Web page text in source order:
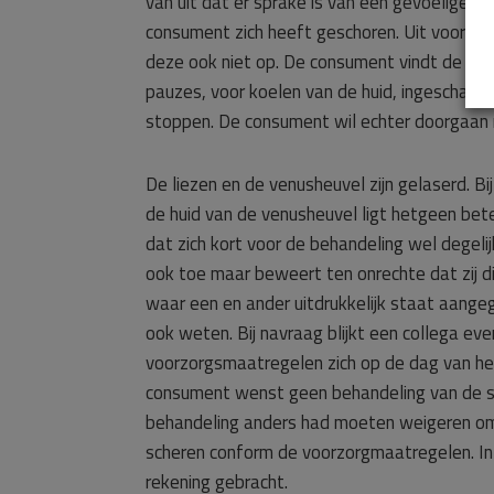
consument zich heeft geschoren. Uit
deze ook niet op. De consument vindt de
pauzes, voor koelen van de huid,
stoppen. De consument wil echter
De liezen en de venusheuvel zijn gelaserd.
de huid van de venusheuvel ligt hetgeen
dat zich kort voor de behandeling wel
ook toe maar beweert ten onrechte dat zij
waar een en ander uitdrukkelijk staat
ook weten. Bij navraag blijkt een collega
voorzorgsmaatregelen zich op de dag van
consument wenst geen behandeling van
behandeling anders had moeten weigeren
scheren conform de voorzorgmaatregelen.
rekening gebracht.